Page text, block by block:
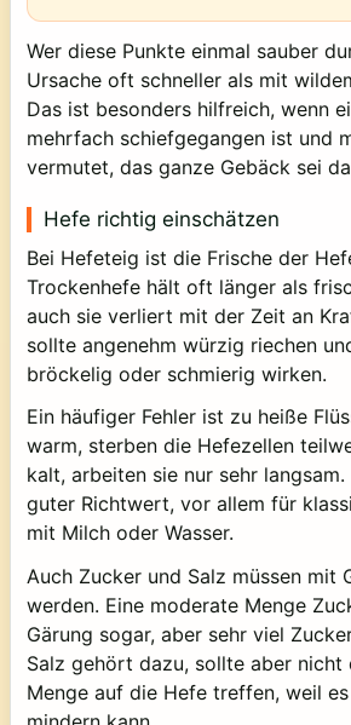
Wer diese Punkte einmal sauber
Ursache oft schneller als mit
Das ist besonders hilfreich, wenn
mehrfach schiefgegangen ist und
vermutet, das ganze Gebäck sei
Hefe richtig einschätzen
Bei Hefeteig ist die Frische der
Trockenhefe hält oft länger als
auch sie verliert mit der Zeit an
sollte angenehm würzig riechen
bröckelig oder schmierig wirken.
Ein häufiger Fehler ist zu heiße
warm, sterben die Hefezellen
kalt, arbeiten sie nur sehr
guter Richtwert, vor allem für
mit Milch oder Wasser.
Auch Zucker und Salz müssen mit
werden. Eine moderate Menge
Gärung sogar, aber sehr viel
Salz gehört dazu, sollte aber nicht
Menge auf die Hefe treffen, weil